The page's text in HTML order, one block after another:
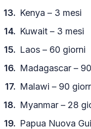
Kenya – 3 mesi
Kuwait – 3 mesi
Laos – 60 giorni
Madagascar –
Malawi – 90
Myanmar – 28
Papua Nuova